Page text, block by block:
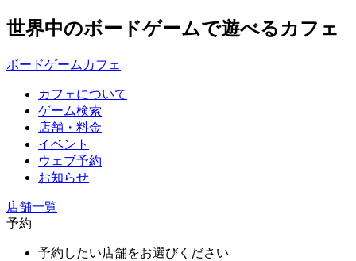
世界中のボードゲームで遊べるカフェ
ボードゲームカフェ
カフェについて
ゲーム検索
店舗・料金
イベント
ウェブ予約
お知らせ
店舗一覧
予約
予約したい店舗をお選びください